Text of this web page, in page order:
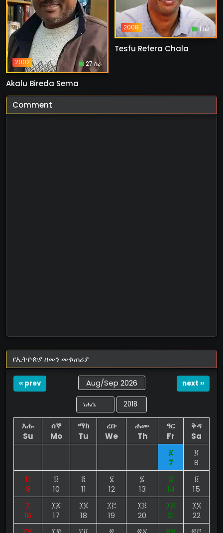
2002 27 ስራ
Akalu Bireda Sema
2008 1 ስራ
Tesfu Refera Chala
Comment
የኢትዮጵያ ዘመን መቁጠሪያ
‹‹ prev Aug/Sep 2026 next ››
እሑ
Su
ሰኞ
Mo
ማክ
Tu
ረቡ
We
ሐሙ
Th
ዓር
Fr
ቅዳ
Sa
፩
7
፪
8
፫
9
፬
10
፭
11
፮
12
፯
13
፰
14
፱
15
፲
16
፲፩
17
፲፪
18
፲፫
19
፲፬
20
፲፭
21
፲፮
22